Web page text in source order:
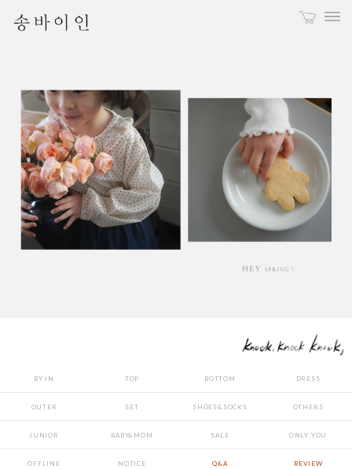
BY IN TOP BOTTOM DRESS
OUTER SET SHOES&SOCKS OTHERS
JUNIOR BABY&MOM SALE ONLY YOU
OFFLINE NOTICE Q&A REVIEW